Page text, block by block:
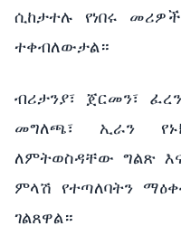
ሲከታተሉ የነበሩ
ተቀብለውታል።
ብሪታንያ፣ ጀርመን፣
መግለጫ፣ ኢራን
ለምትወስዳቸው ግልጽ
ምላሽ የተጣለባትን
ገልጸዋል።